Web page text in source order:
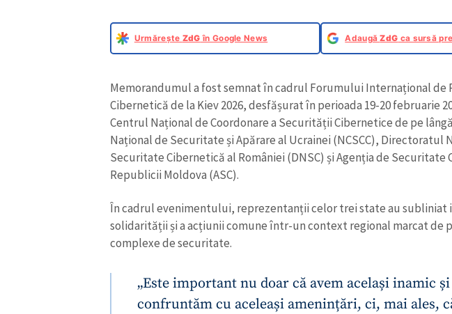
Urmărește ZdG în Google News AdaugăZdG ca sursă
Memorandumul a fost semnat în cadrul Forumului Internațional de
Cibernetică de la Kiev 2026, desfășurat în perioada 19-20 februarie
Centrul Național de Coordonare a Securității Cibernetice de pe
Național de Securitate și Apărare al Ucrainei (NCSCC), Directoratul
Securitate Cibernetică al României (DNSC) și Agenția de Securitate
Republicii Moldova (ASC).
În cadrul evenimentului, reprezentanții celor trei state au subliniat
solidarității și a acțiunii comune într-un context regional marcat de
complexe de securitate.
„Este important nu doar că avem același inamic
confruntăm cu aceleași amenințări, ci, mai ales,